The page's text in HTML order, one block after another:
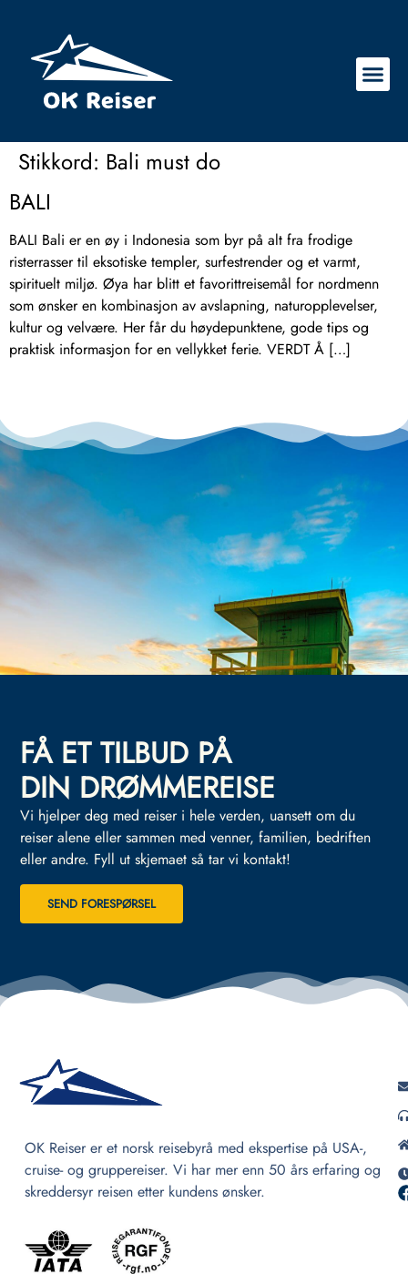
Stikkord: Bali must do
BALI
BALI Bali er en øy i Indonesia som byr på alt fra frodige
risterrasser til eksotiske templer, surfestrender og et varmt,
spirituelt miljø. Øya har blitt et favorittreisemål for nordmenn
som ønsker en kombinasjon av avslapning, naturopplevelser,
kultur og velvære. Her får du høydepunktene, gode tips og
praktisk informasjon for en vellykket ferie. VERDT Å […]
FÅ ET TILBUD PÅ
DIN DRØMMEREISE
Vi hjelper deg med reiser i hele verden, uansett om du
reiser alene eller sammen med venner, familien, bedriften
eller andre. Fyll ut skjemaet så tar vi kontakt!
SEND FORESPØRSEL
OK Reiser er et norsk reisebyrå med ekspertise på USA-,
cruise- og gruppereiser. Vi har mer enn 50 års erfaring og
skreddersyr reisen etter kundens ønsker.